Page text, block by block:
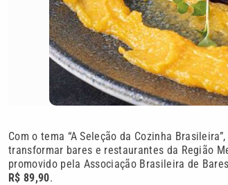
Com o tema “A Seleção da Cozinha
transformar bares e restaurantes da Região
promovido pela Associação Brasileira de
R$ 89,90.